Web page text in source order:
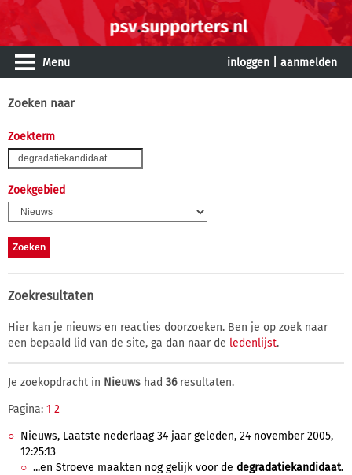
Menu inloggen aanmelden
Zoeken naar
Zoekterm
Zoekgebied
Zoekresultaten
Hier kan je nieuws en reacties doorzoeken. Ben je op zoek naar
een bepaald lid van de site, ga dan naar de ledenlijst.
Je zoekopdracht in Nieuws had 36resultaten.
Pagina: 1 2
Nieuws, Laatste nederlaag 34 jaar geleden, 24 november 2005,
12:25:13
...en Stroeve maakten nog gelijk voor de degradatiekandidaat.